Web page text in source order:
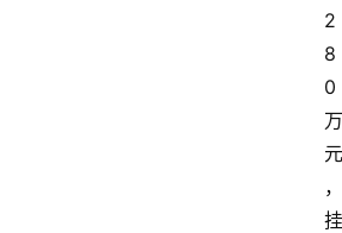
2
8
0
万
元
，
挂